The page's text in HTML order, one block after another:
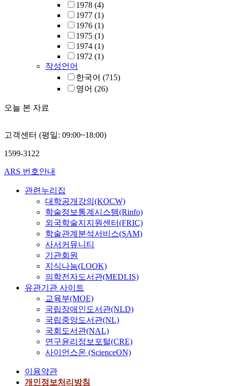
1978 (4)
1977 (1)
1976 (1)
1975 (1)
1974 (1)
1972 (1)
작성언어
한국어 (715)
영어 (26)
오늘 본 자료
고객센터 (평일: 09:00~18:00)
1599-3122
ARS 번호안내
관련누리집
대학공개강의(KOCW)
학술정보통계시스템(Rinfo)
외국학술지지원센터(FRIC)
학술관계분석서비스(SAM)
사서커뮤니티
기관회원
지식나눔(LOOK)
의학전자도서관(MEDLIS)
유관기관 사이트
교육부(MOE)
국립장애인도서관(NLD)
국립중앙도서관(NL)
국회도서관(NAL)
연구윤리정보포털(CRE)
사이언스온 (ScienceON)
이용약관
개인정보처리방침